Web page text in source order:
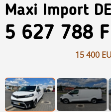
Maxi Import DE
5 627 788
15 400